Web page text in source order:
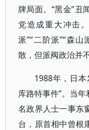
牌局面。“黑金”丑
党造成重大冲击
派”“二阶派”“森
散，但派阀政治并
1988年，日
库路特事件”。当
名政界人士一事东
台，原首相中曾根